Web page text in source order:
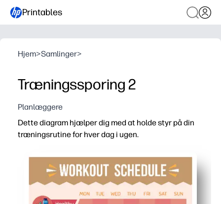
Printables
Hjem>Samlinger>
Træningssporing 2
Planlæggere
Dette diagram hjælper dig med at holde styr på din
træningsrutine for hver dag i ugen.
Print-and-go-format - start sporing i dag med nul
Ugentligt øjebliksbillede holder dig motiveret og
Børnevenlige afkrydsningsfelter og målområder lader
Fleksible sektioner til cardio, styrke og noter passer